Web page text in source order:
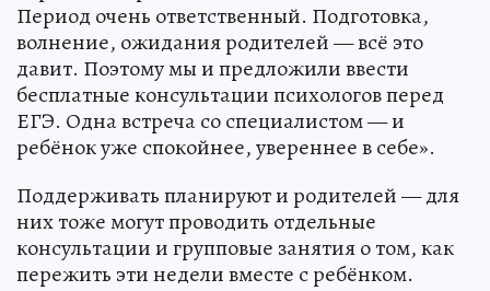
Период очень ответственный. Подготовка,
волнение, ожидания родителей — всё это
давит. Поэтому мы и предложили ввести
бесплатные консультации психологов перед
ЕГЭ. Одна встреча со специалистом — и
ребёнок уже спокойнее, увереннее в себе».
Поддерживать планируют и родителей — для
них тоже могут проводить отдельные
консультации и групповые занятия о том, как
пережить эти недели вместе с ребёнком.